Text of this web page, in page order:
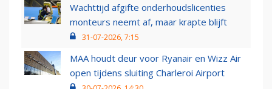
Wachttijd afgifte onderhoudslicenties
monteurs neemt af, maar krapte blijft
31-07-2026, 7:15
MAA houdt deur voor Ryanair en Wizz Air
open tijdens sluiting Charleroi Airport